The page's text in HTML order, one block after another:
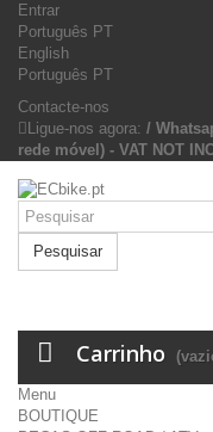
Entrar
Português PT
English
Português PT
Contacte-nos
Ligue-nos agora: /
rede móvel) - VAT NOT
Pesquisar
Carrinho
Menu
BOUTIQUE